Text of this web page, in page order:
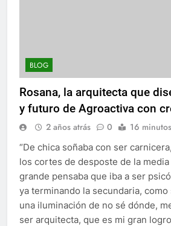
BLOG
Rosana, la arquitecta que
y futuro de Agroactiva con
2 años atrás 0 16 minutos
“De chica soñaba con ser
los cortes de desposte de la media
grande pensaba que iba a ser
ya terminando la secundaria,
una iluminación de no sé dónde,
ser arquitecta, que es mi gran